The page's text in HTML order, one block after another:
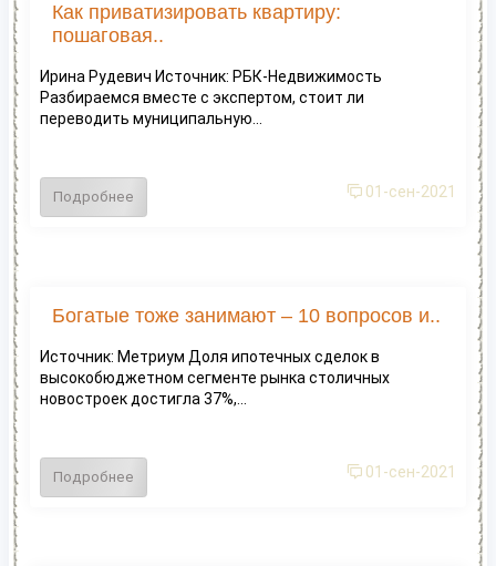
Как приватизировать квартиру:
пошаговая..
Ирина Рудевич Источник: РБК-Недвижимость
Разбираемся вместе с экспертом, стоит ли
переводить муниципальную...
Подробнее 01-сен-2021
Богатые тоже занимают – 10 вопросов и..
Источник: Метриум Доля ипотечных сделок в
высокобюджетном сегменте рынка столичных
новостроек достигла 37%,...
Подробнее 01-сен-2021